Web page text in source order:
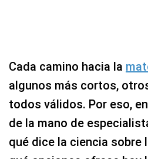
Cada camino hacia la
algunos más cortos,
todos válidos. Por eso, en
de la mano de
qué dice la ciencia sobre